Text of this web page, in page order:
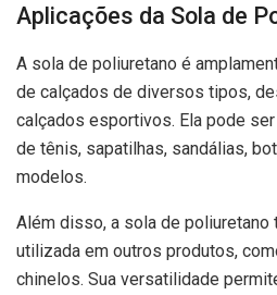
Aplicações da Sola de
A sola de poliuretano é
de calçados de diversos tipos,
calçados esportivos. Ela pode
de tênis, sapatilhas, sandálias,
modelos.
Além disso, a sola de poliuretano
utilizada em outros produtos,
chinelos. Sua versatilidade